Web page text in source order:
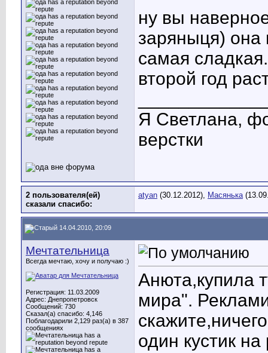
ну вы
заряныця) она
самая
второй год
Я Светлана,
верстки
2 пользователя(ей)
сказали cпасибо:
atyan (30.12.2012), Масянька
14.04.2010, 20:09
Мечтательница
Всегда мечтаю, хочу и получаю :)
Регистрация: 11.03.2009
Адрес: Днепропетровск
Сообщений: 730
Сказал(а) спасибо: 4,146
Поблагодарили 2,129 раз(а) в 387
сообщениях
Анюта,купила
мира".
один кустик на